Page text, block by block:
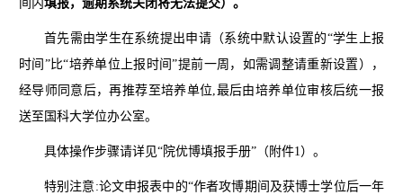
间内填报，逾期系统关闭将无法提交）。
首先需由学生在系统提出申请（系统中默认设置的“学生上报
时间”比“培养单位上报时间”提前一周，如需调整请重新设置），
经导师同意后，再推荐至培养单位,最后由培养单位审核后统一报
送至国科大学位办公室。
具体操作步骤请详见“院优博填报手册”（附件1）。
特别注意:论文申报表中的“作者攻博期间及获博士学位后一年